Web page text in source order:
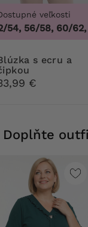
veľkosti
56/58, 60/62,
a
€
44/
Doplňte